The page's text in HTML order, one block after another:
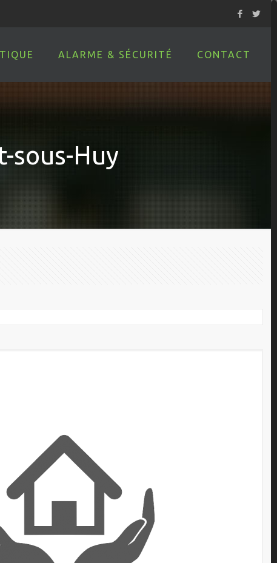
ALARME & SÉCURITÉ CONTACT
sous-Huy